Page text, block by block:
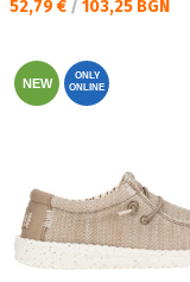
Текуща цена:
52,79 € / 103,25 BGN
NEW
ONLY
ONLINE